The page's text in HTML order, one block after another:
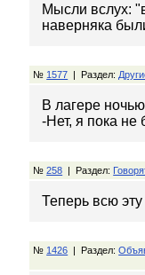
Мысли вслух:
наверняка
№ 1577 | Раздел:
В лагере
-Нет, я пока не
№258 | Раздел:
Теперь всю
№ 1426 | Раздел: